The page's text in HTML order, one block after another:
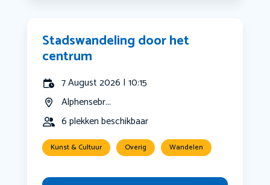
Stadswandeling door het
centrum
7 August 2026 | 10:15
Alphensebr...
6 plekken beschikbaar
Kunst & Cultuur Overig Wandelen